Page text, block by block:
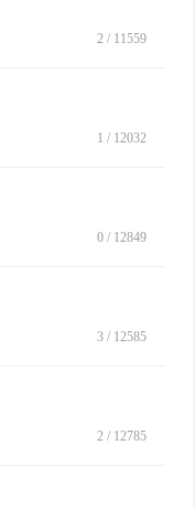
2 / 11559
1 / 12032
0 / 12849
3 / 12585
2 / 12785